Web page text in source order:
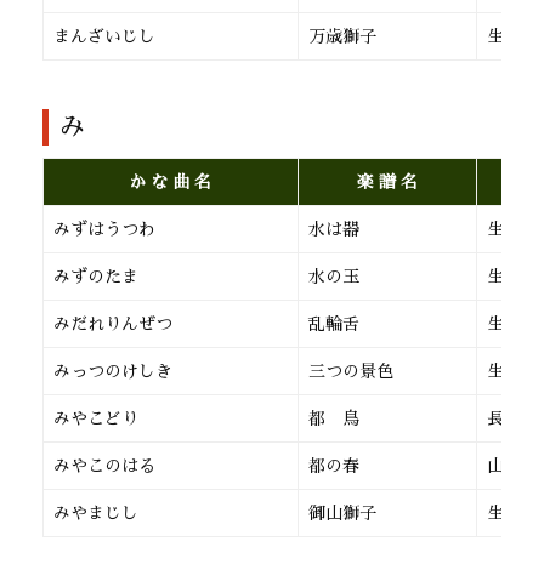
まんざいじし 万歳獅子 生田流
み
か な 曲 名 楽 譜 名
みずはうつわ 水は器 生田流
みずのたま 水の玉 生田流
みだれりんぜつ 乱輪舌 生田流
みっつのけしき 三つの景色 生田流
みやこどり 都 鳥 長 唄
みやこのはる 都の春 山田流
みやまじし 御山獅子 生田流